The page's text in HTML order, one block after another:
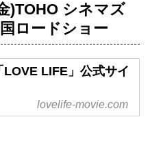
)TOHO シネマズ
ロードショー
LOVE LIFE」公式サイ
木村文乃 × 監督・脚本：深
lovelife-movie.com